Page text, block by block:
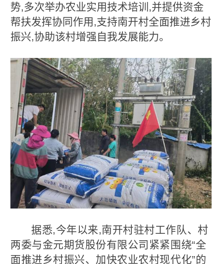
势,多次举办农业实用技术培训,并提供资金
帮扶发挥协同作用,支持南开村全面推进乡村
振兴,协助该村增强自我发展能力。
据悉,今年以来,南开村驻村工作队、村
两委与金元期货股份有限公司紧紧围绕“全
面推进乡村振兴、加快农业农村现代化”的